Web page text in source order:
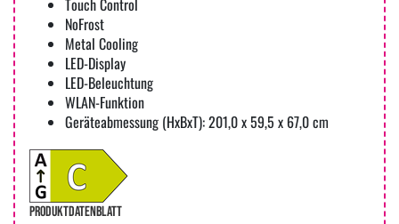
NoFrost
Metal Cooling
LED-Display
LED-Beleuchtung
WLAN-Funktion
Geräteabmessung (HxBxT): 201,0 x 59,5 x 67,0 cm
PRODUKTDATENBLATT